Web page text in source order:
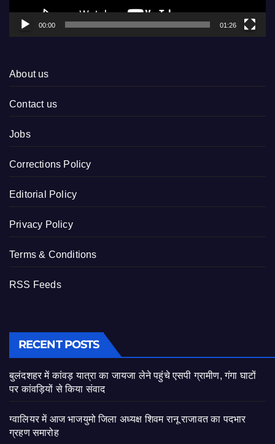
00:00 01:26
About us
Contact us
Jobs
Corrections Policy
Editorial Policy
Privacy Policy
Terms & Conditions
RSS Feeds
RECENT POSTS
बुलंदशहर में कांवड़ यात्रा का जायजा लेने पहुंचे एसपी ग्रामीण, गंगा घाटों
पर कांवड़ियों से किया संवाद
ग्वालियर में आज भाजयुमो जिला अध्यक्ष शिवम रानू राजावत का पदभार
ग्रहण समारोह